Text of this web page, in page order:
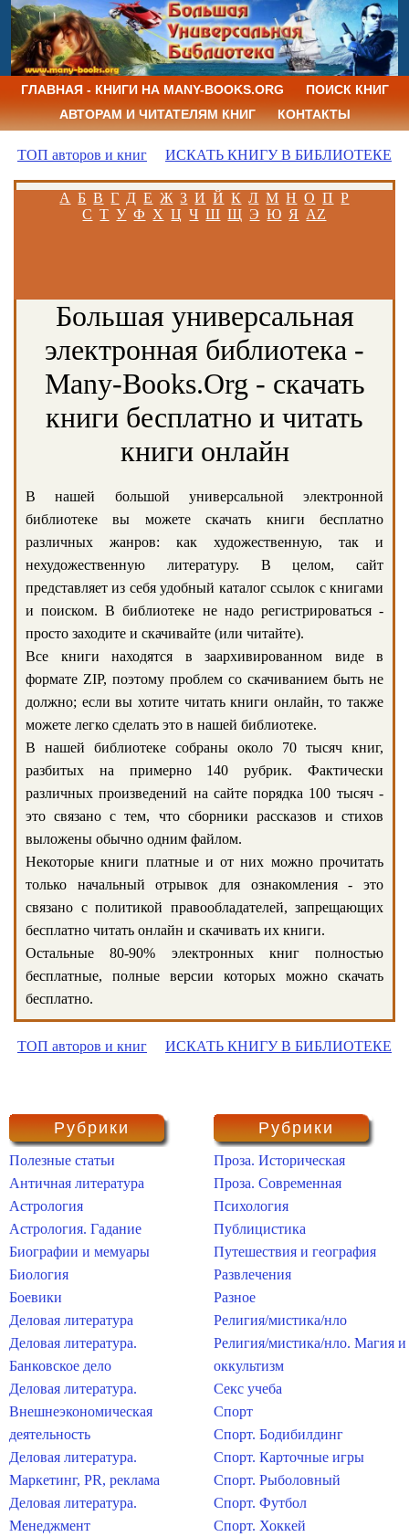
ГЛАВНАЯ - КНИГИ НА MANY-BOOKS.ORG
ПОИСК КНИГ
АВТОРАМ И ЧИТАТЕЛЯМ КНИГ
КОНТАКТЫ
ТОП авторов и книг ИСКАТЬ КНИГУ В БИБЛИОТЕКЕ
А Б В Г Д Е Ж З И Й К Л М Н О П Р
С Т У Ф Х Ц Ч Ш Щ Э Ю Я AZ
Большая универсальная
электронная библиотека -
Many-Books.Org - скачать
книги бесплатно и читать
книги онлайн
В нашей большой универсальной электронной
библиотеке вы можете скачать книги бесплатно
различных жанров: как художественную, так и
нехудожественную литературу. В целом, сайт
представляет из себя удобный каталог ссылок с книгами
и поиском. В библиотеке не надо регистрироваться -
просто заходите и скачивайте (или читайте).
Все книги находятся в заархивированном виде в
формате ZIP, поэтому проблем со скачиванием быть не
должно; если вы хотите читать книги онлайн, то также
можете легко сделать это в нашей библиотеке.
В нашей библиотеке собраны около 70 тысяч книг,
разбитых на примерно 140 рубрик. Фактически
различных произведений на сайте порядка 100 тысяч -
это связано с тем, что сборники рассказов и стихов
выложены обычно одним файлом.
Некоторые книги платные и от них можно прочитать
только начальный отрывок для ознакомления - это
связано с политикой правообладателей, запрещающих
бесплатно читать онлайн и скачивать их книги.
Остальные 80-90% электронных книг полностью
бесплатные, полные версии которых можно скачать
бесплатно.
ТОП авторов и книг ИСКАТЬ КНИГУ В БИБЛИОТЕКЕ
Рубрики
Полезные статьи
Античная литература
Астрология
Астрология. Гадание
Биографии и мемуары
Биология
Боевики
Деловая литература
Деловая литература.
Банковское дело
Деловая литература.
Внешнеэкономическая
деятельность
Деловая литература.
Маркетинг, PR, реклама
Деловая литература.
Менеджмент
Рубрики
Проза. Историческая
Проза. Современная
Психология
Публицистика
Путешествия и география
Развлечения
Разное
Религия/мистика/нло
Религия/мистика/нло. Магия и
оккультизм
Секс учеба
Спорт
Спорт. Бодибилдинг
Спорт. Карточные игры
Спорт. Рыболовный
Спорт. Футбол
Спорт. Хоккей